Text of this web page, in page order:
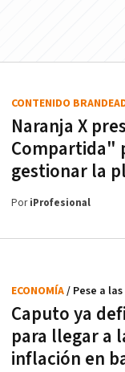
Naranja X
Compartida"
gestionar la
CONTENIDO
PoriProfesional
Caputo ya
para llegar a
inflación en
ECONOMÍA/ Pese a